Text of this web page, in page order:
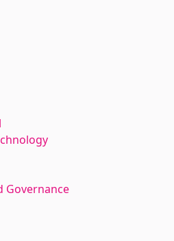
Governance